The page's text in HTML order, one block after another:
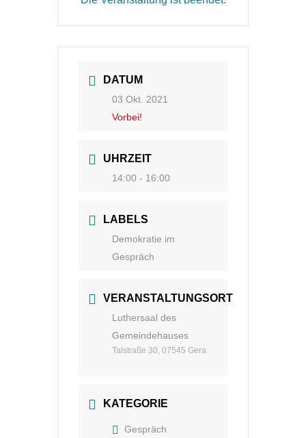
DATUM
03 Okt. 2021
Vorbei!
UHRZEIT
14:00 - 16:00
LABELS
Demokratie im
Gespräch
VERANSTALTUNGSORT
Luthersaal des
Gemeindehauses
Talstraße 30, 07545 Gera
KATEGORIE
Gespräch